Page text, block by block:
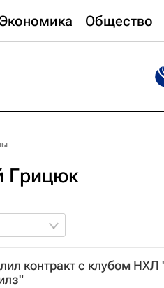
Общество
Грицюк
контракт с клубом